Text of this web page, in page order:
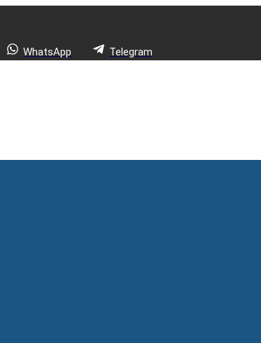
WhatsApp Telegram